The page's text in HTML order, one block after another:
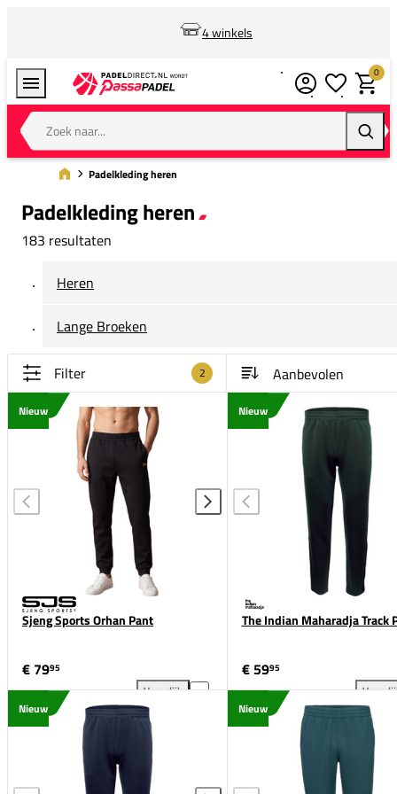
4 winkels
Zoek naar...
0
Padelkleding heren
Padelkleding heren
183 resultaten
Heren
Lange Broeken
Filter 2
Nieuw
Sjeng Sports Orhan Pant
€ 7995
Vergelijk
Sjeng Sports Orhan Pant toevoegen aan
Nieuw
The Indian Maharadja Track
€ 5995
Nieuw Nieuw